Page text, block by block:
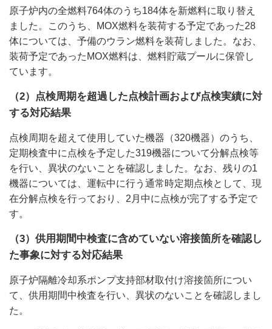
原子炉内の全燃料764体のうち184体を新燃料に取り替え
ました。このうち、MOX燃料を装荷する予定であった28
体については、予備のウラン燃料を装荷しました。なお、
装荷予定であったMOX燃料は、燃料貯蔵プールに保管し
ています。
（2）点検周期を超過した点検計画および点検実績に対
する対応結果
点検周期を超えて使用していた機器（320機器）のうち、
定期検査中に点検を予定した319機器について分解点検等
を行い、異状のないことを確認しました。なお、残りの1
機器については、運転中に行う通常時定期点検として、現
在分解点検を行っており、2月中に点検が完了する予定で
す。
（3）供用期間中検査に含めていない溶接箇所を確認し
た事象に対する対応結果
原子炉隔離冷却系ポンプ支持部材取付け溶接箇所につい
て、供用期間中検査を行い、異状のないことを確認しまし
た。